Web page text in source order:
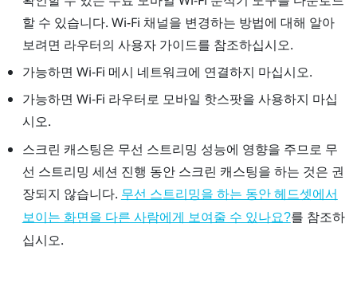
할 수 있습니다. Wi-Fi 채널을 변경하는 방법에 대해 알아
보려면 라우터의 사용자 가이드를 참조하십시오.
가능하면 Wi-Fi 메시 네트워크에 연결하지 마십시오.
가능하면 Wi-Fi 라우터로 모바일 핫스팟을 사용하지 마십
시오.
스크린 캐스팅은 무선 스트리밍 성능에 영향을 주므로 무
선 스트리밍 세션 진행 동안 스크린 캐스팅을 하는 것은 권
장되지 않습니다. 무선 스트리밍을 하는 동안 헤드셋에서
보이는 화면을 다른 사람에게 보여줄 수 있나요?를 참조하
십시오.